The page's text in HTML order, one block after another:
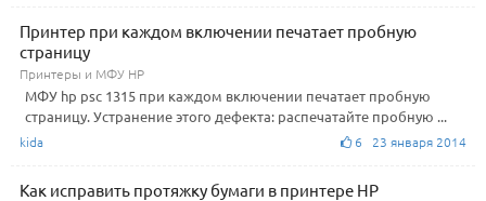
Принтер при каждом включении печатает пробную
страницу
Принтеры и МФУ HP
МФУ hp psc 1315 при каждом включении печатает пробную
страницу. Устранение этого дефекта: распечатайте пробную ...
kida 6 23 января 2014
Как исправить протяжку бумаги в принтере HP